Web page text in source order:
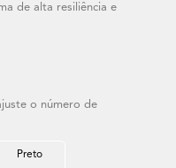
de alta resiliência e
o número de
Preto